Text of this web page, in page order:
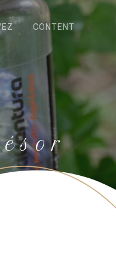
CONTENT